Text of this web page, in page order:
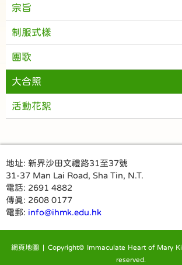
宗旨
制服式樣
團歌
大合照
活動花絮
地址: 新界沙田文禮路31至37號
31-37 Man Lai Road, Sha Tin, N.T.
電話: 2691 4882
傳真: 2608 0177
電郵: info@ihmk.edu.hk
網頁地圖 | Copyright© Immaculate Heart of Mary
reserved.